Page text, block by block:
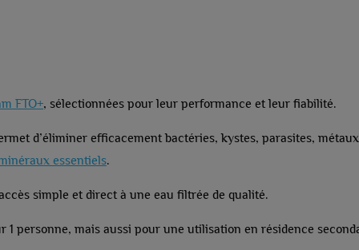
FTO+, sélectionnées pour leur performance et leur fiabilité.
d’éliminer efficacement bactéries, kystes, parasites,
essentiels.
simple et direct à une eau filtrée de qualité.
1 personne, mais aussi pour une utilisation en résidence